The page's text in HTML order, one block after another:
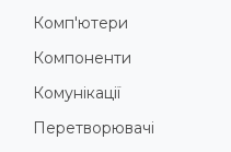
Комп'ютери
Компоненти
Комунікації
Перетворювачі